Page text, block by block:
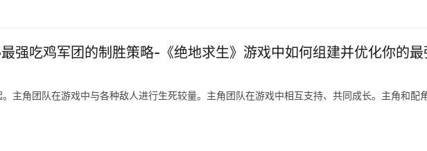
最强吃鸡军团的制胜策略-《绝地求生》游戏中如何组建并优化你的最
主角团队在游戏中与各种敌人进行生死较量。主角团队在游戏中相互支持、共同成长。主角和配